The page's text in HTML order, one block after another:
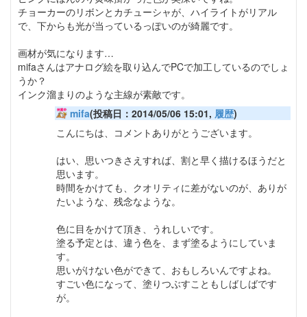
チョーカーのリボンとカチューシャが、ハイライトがリアル
で、下からも光が当っているっぽいのが綺麗です。
画材が気になります…
mifaさんはアナログ絵を取り込んでPCで加工しているのでしょ
うか？
インク溜まりのような主線が素敵です。
mifa(投稿日：2014/05/06 15:01, 履歴)
こんにちは、コメントありがとうございます。
はい、思いつきさえすれば、割と早く描けるほうだと
思います。
時間をかけても、クオリティに差がないのが、ありが
たいような、残念なような。
色に目をかけて頂き、うれしいです。
塗る予定とは、違う色を、まず塗るようにしていま
す。
思いがけない色ができて、おもしろいんですよね。
すごい色になって、塗りつぶすこともしばしばです
が。